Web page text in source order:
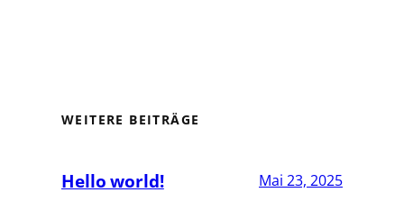
WEITERE BEITRÄGE
Hello world! Mai 23, 2025